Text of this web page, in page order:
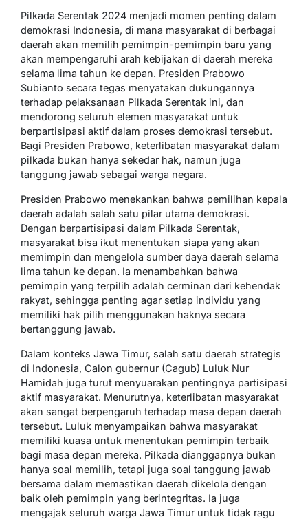
Pilkada Serentak 2024 menjadi momen penting dalam
demokrasi Indonesia, di mana masyarakat di berbagai
daerah akan memilih pemimpin-pemimpin baru yang
akan mempengaruhi arah kebijakan di daerah mereka
selama lima tahun ke depan. Presiden Prabowo
Subianto secara tegas menyatakan dukungannya
terhadap pelaksanaan Pilkada Serentak ini, dan
mendorong seluruh elemen masyarakat untuk
berpartisipasi aktif dalam proses demokrasi tersebut.
Bagi Presiden Prabowo, keterlibatan masyarakat dalam
pilkada bukan hanya sekedar hak, namun juga
tanggung jawab sebagai warga negara.
Presiden Prabowo menekankan bahwa pemilihan kepala
daerah adalah salah satu pilar utama demokrasi.
Dengan berpartisipasi dalam Pilkada Serentak,
masyarakat bisa ikut menentukan siapa yang akan
memimpin dan mengelola sumber daya daerah selama
lima tahun ke depan. Ia menambahkan bahwa
pemimpin yang terpilih adalah cerminan dari kehendak
rakyat, sehingga penting agar setiap individu yang
memiliki hak pilih menggunakan haknya secara
bertanggung jawab.
Dalam konteks Jawa Timur, salah satu daerah strategis
di Indonesia, Calon gubernur (Cagub) Luluk Nur
Hamidah juga turut menyuarakan pentingnya partisipasi
aktif masyarakat. Menurutnya, keterlibatan masyarakat
akan sangat berpengaruh terhadap masa depan daerah
tersebut. Luluk menyampaikan bahwa masyarakat
memiliki kuasa untuk menentukan pemimpin terbaik
bagi masa depan mereka. Pilkada dianggapnya bukan
hanya soal memilih, tetapi juga soal tanggung jawab
bersama dalam memastikan daerah dikelola dengan
baik oleh pemimpin yang berintegritas. Ia juga
mengajak seluruh warga Jawa Timur untuk tidak ragu